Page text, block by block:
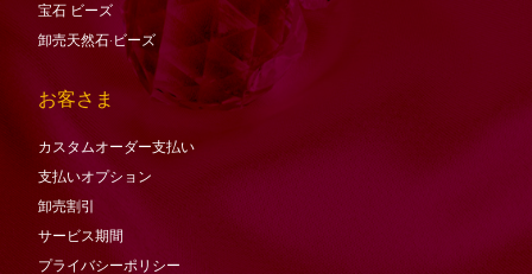
宝石 ビーズ
卸売天然石·ビーズ
お客さま
カスタムオーダー支払い
支払いオプション
卸売割引
サービス期間
プライバシーポリシー